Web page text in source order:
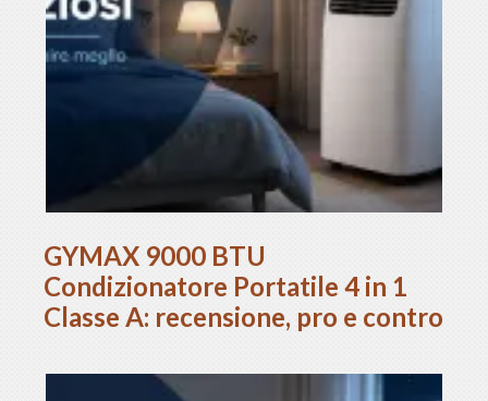
GYMAX 9000 BTU
Condizionatore Portatile 4 in 1
Classe A: recensione, pro e contro